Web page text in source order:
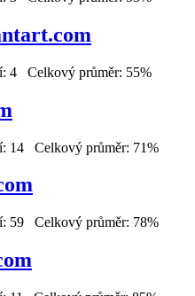
4 Celkový průměr: 55%
14 Celkový průměr: 71%
59 Celkový průměr: 78%